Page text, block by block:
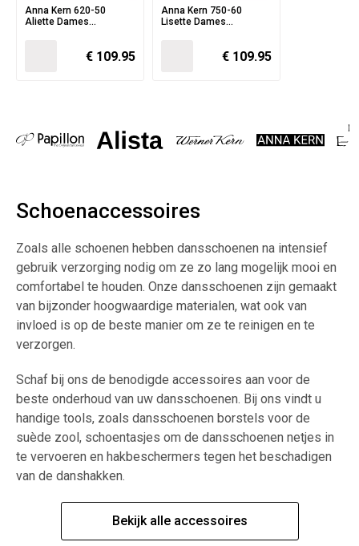
Anna Kern 620-50
Aliette Dames
transparant gaas - 5 cm
€ 109.95
Anna Kern 750-60
Lisette Dames
6 cm Flare hak€ 109.95
Schoenaccessoires
Zoals alle schoenen hebben dansschoenen na intensief
gebruik verzorging nodig om ze zo lang mogelijk mooi en
comfortabel te houden. Onze dansschoenen zijn gemaakt
van bijzonder hoogwaardige materialen, wat ook van
invloed is op de beste manier om ze te reinigen en te
verzorgen.
Schaf bij ons de benodigde accessoires aan voor de
beste onderhoud van uw dansschoenen. Bij ons vindt u
handige tools, zoals dansschoenen borstels voor de
suède zool, schoentasjes om de dansschoenen netjes in
te vervoeren en hakbeschermers tegen het beschadigen
van de danshakken.
Bekijk alle accessoires